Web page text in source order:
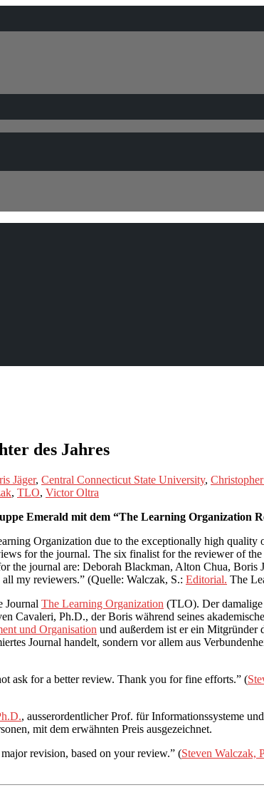
des Jahres
Jäger, Central Connecticut State University,
, TLO, Victor Oltra
Emerald mit dem “The Learning Organization
Organization due to the exceptionally high quality
for the journal. The six finalist for the reviewer of
the journal are: Deborah Blackman, Alton Chua,
my reviewers.” (Quelle: Walczak, S.: Editorial. The
Journal The Learning Organization (TLO). Der damalige
Cavaleri, Ph.D., der Boris während seines
und Organisation und außerdem ist er ein Mitgründer
Journal handelt, sondern vor allem aus
ask for a better review. Thank you for fine efforts.” (
, ausserordentlicher Prof. für Informationssysteme
mit dem erwähnten Preis ausgezeichnet.
revision, based on your review.” (Steven Walczak,